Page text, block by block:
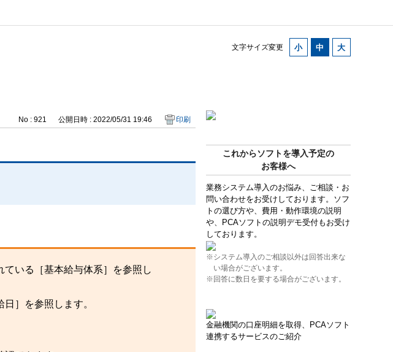
文字サイズ変更
これからソフトを導入予定の
お客様へ
業務システム導入のお悩み、ご相談・お
問い合わせをお受けしております。ソフ
トの選び方や、費用・動作環境の説明
や、PCAソフトの説明デモ受付もお受け
しております。
※システム導入のご相談以外は回答出来な
い場合がございます。
※回答に数日を要する場合がございます。
金融機関の口座明細を取得、PCAソフト
連携するサービスのご紹介
No : 921 公開日時 : 2022/05/31 19:46 印刷
いる［基本給与体系］を参照し
］を参照します。